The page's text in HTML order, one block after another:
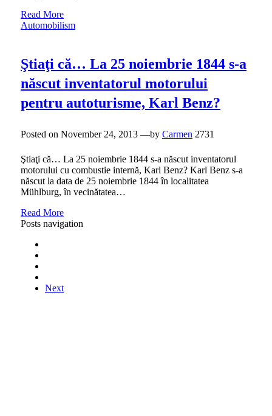
Read More
Automobilism
Ştiaţi că… La 25 noiembrie 1844 s-a
născut inventatorul motorului
pentru autoturisme, Karl Benz?
Posted on November 24, 2013 —by Carmen 2731
Ştiaţi că… La 25 noiembrie 1844 s-a născut inventatorul
motorului cu combustie internă, Karl Benz? Karl Benz s-a
născut la data de 25 noiembrie 1844 în localitatea
Mühlburg, în vecinătatea…
Read More
Posts navigation
Next